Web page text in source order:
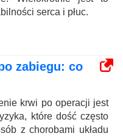
serca i płuc.
zabiegu: co
krwi po operacji jest
które dość często
z chorobami układu